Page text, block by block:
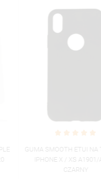
GUMA SMOOTH ETUI NA
IPHONE X / XS A1901/A1920
CZARNY